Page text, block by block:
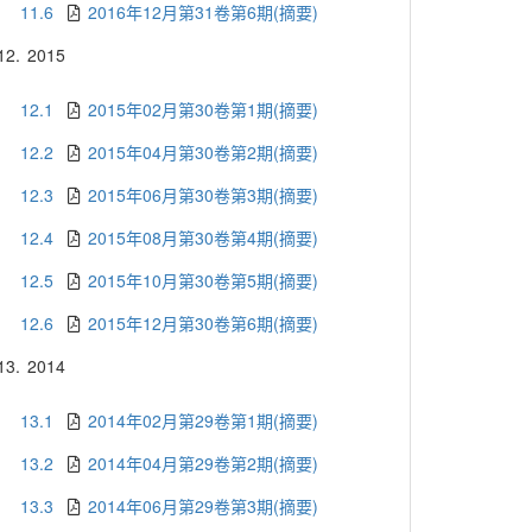
11.6
2016年12月第31卷第6期(摘要)
2015
12.1
2015年02月第30卷第1期(摘要)
12.2
2015年04月第30卷第2期(摘要)
12.3
2015年06月第30卷第3期(摘要)
12.4
2015年08月第30卷第4期(摘要)
12.5
2015年10月第30卷第5期(摘要)
12.6
2015年12月第30卷第6期(摘要)
2014
13.1
2014年02月第29卷第1期(摘要)
13.2
2014年04月第29卷第2期(摘要)
13.3
2014年06月第29卷第3期(摘要)